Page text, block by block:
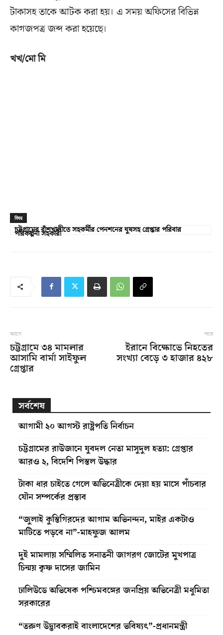
টাকাসহ তাকে আটক করা হয়। এ সময় অফিসের বিভিন্ন
কাগজপত্র জব্দ করা হয়েছে।
খখ/মো মি
বিষয়
চট্টগ্রামের বাঁশখালীতে সহকর্মীর পেনশনের ঘুষসহ গ্রেপ্তার পরিবার
পরিকল্পনা সহকারী
আগে
চট্টগ্রামে ৩৪ মামলার
আসামি বার্মা সাইফুল
গ্রেপ্তার
পরে
ইরানে বিক্ষোভে নিহতের
সংখ্যা বেড়ে ৩ হাজার ৪২৮
সর্বশেষ
আগামী ২০ আগস্ট রাষ্ট্রপতি নির্বাচন
চট্টগ্রামের রাউজানে যুবদল নেতা মাসুদুল হত্যা: গ্রেপ্তার
আরও ২, বিদেশি পিস্তল উদ্ধার
টাকা ধার চাইতে গেলে অভিনেত্রীকে দেয়া হয় মাসে পাঁচবার
যৌন সম্পর্কের প্রস্তাব
“জুলাই কুস্তিগিরদের আগাম অভিনন্দন, মাইর একটাও
মাটিতে পড়বে না”-মাহফুজ আলম
দুই মামলায় সম্মিলিত সনাতনী জাগরণ জোটের মুখপাত্র
চিন্ময় কৃষ্ণ দাসের জামিন
ঢালিউডে অভিষেক পশ্চিমবঙ্গের জনপ্রিয় অভিনেত্রী মধুমিতা
সরকারের
“তরুণ উদ্ভাবকরাই বাংলাদেশের ভবিষ্যৎ”-প্রধানমন্ত্রী